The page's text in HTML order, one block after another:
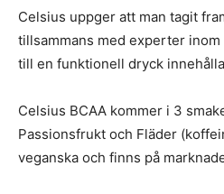
Celsius uppger att man tagit
tillsammans med experter
till en funktionell dryck
Celsius BCAA kommer i 3
Passionsfrukt och Fläder
veganska och finns på